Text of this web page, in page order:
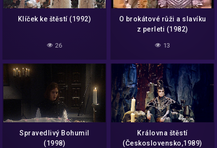
Klíček ke štěstí (1992)
26
O brokátové růži a slavíku
z perleti (1982)
13
Spravedlivý Bohumil
(1998)
Královna štěstí
(Československo,1989)